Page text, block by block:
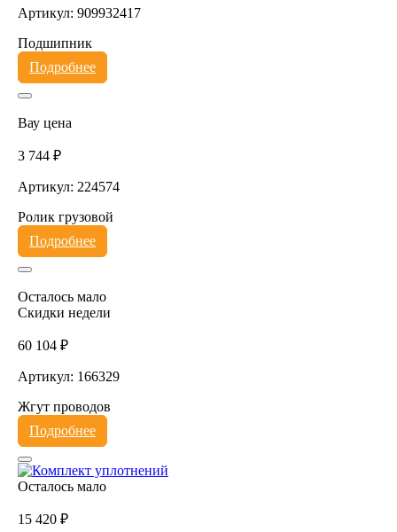
Артикул: 909932417
Подшипник
Подробнее
Вау цена
3 744 ₽
Артикул: 224574
Ролик грузовой
Подробнее
Осталось мало
Скидки недели
60 104 ₽
Артикул: 166329
Жгут проводов
Подробнее
Осталось мало
15 420 ₽